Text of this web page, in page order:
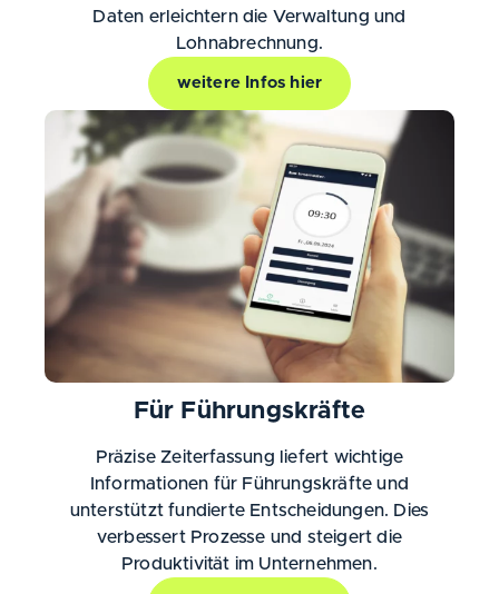
Daten erleichtern die Verwaltung und
Lohnabrechnung.
weitere Infos hier
Für Führungskräfte
Präzise Zeiterfassung liefert wichtige
Informationen für Führungskräfte und
unterstützt fundierte Entscheidungen. Dies
verbessert Prozesse und steigert die
Produktivität im Unternehmen.